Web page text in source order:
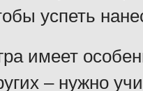
успеть
имеет
– нужно